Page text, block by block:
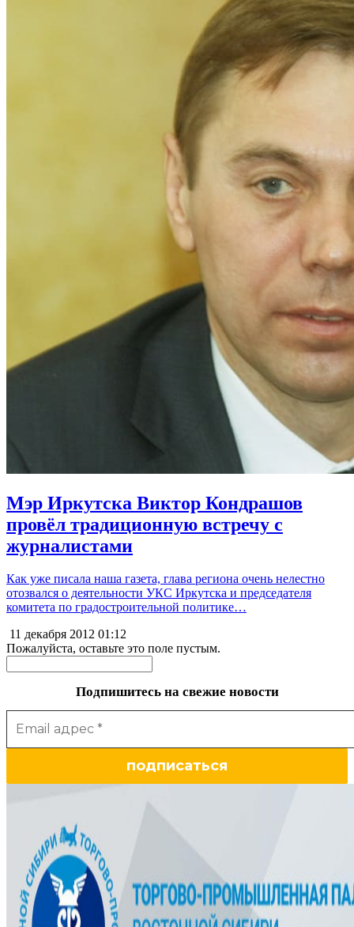
Мэр Иркутска Виктор Кондрашов
провёл традиционную встречу с
журналистами
Как уже писала наша газета, глава региона очень нелестно
отозвался о деятельности УКС Иркутска и председателя
комитета по градостроительной политике…
11 декабря 2012 01:12
Пожалуйста, оставьте это поле пустым.
Подпишитесь на свежие новости